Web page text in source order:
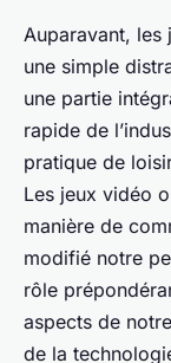
Auparavant, les
une simple
une partie
rapide de
pratique de
Les jeux vidéo
manière de
modifié notre
rôle
aspects de
de la